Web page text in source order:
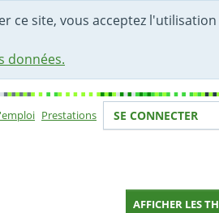
ce site, vous acceptez
données.
Prestations Votre
SE CONNECTER
AFFICHER LES